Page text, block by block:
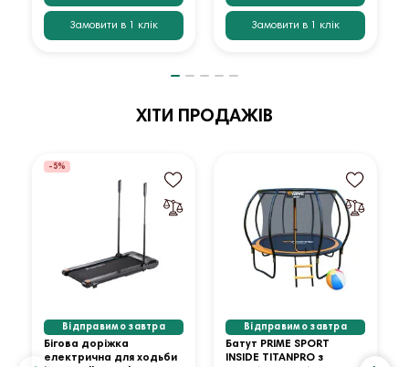
Замовити в 1 клік Замовити в 1 клік
ХІТИ ПРОДАЖІВ
-5%
Відправимо завтра
Бігова доріжка
електрична для ходьби
Відправимо завтра
Батут PRIME SPORT
INSIDE TITANPRO з